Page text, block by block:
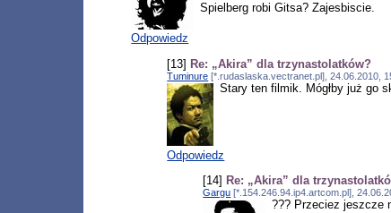
Spielberg robi Gitsa? Zajesbiscie.
Odpowiedz
[13] Re: „Akira” dla trzynastolatków?
Tuminure [*.rudaslaska.vectranet.pl], 24.06.2010,
Stary ten filmik. Mógłby już go
Odpowiedz
[14] Re: „Akira” dla
Gargu [*.154.246.94.ip4.artcom.pl],
??? Przeciez jeszcze